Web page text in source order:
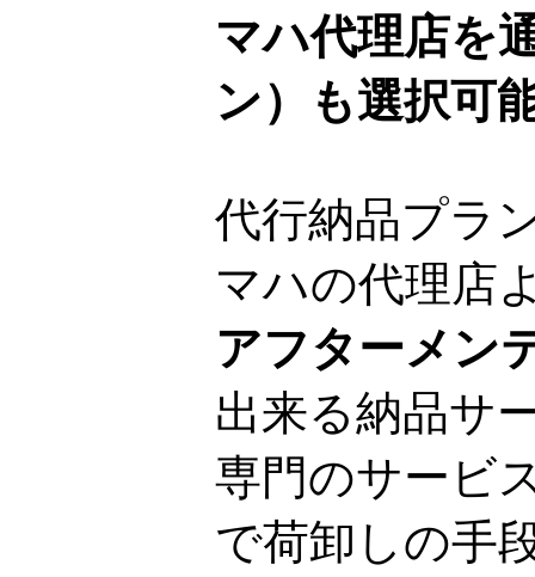
マハ代理店を
ン）も選択可
代行納品プラ
マハの代理店
アフターメン
出来る納品サ
専門のサービ
で荷卸しの手